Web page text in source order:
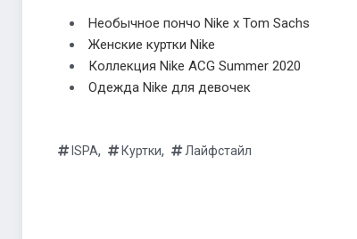
Необычное пончо Nike x Tom Sachs
Женские куртки Nike
Коллекция Nike ACG Summer 2020
Одежда Nike для девочек
ISPA, Куртки, Лайфстайл